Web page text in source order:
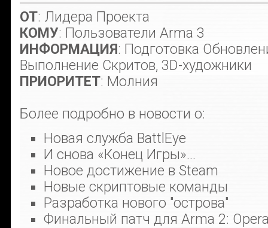
ОТ: Лидера Проекта
КОМУ: Пользователи Arma 3
ИНФОРМАЦИЯ: Подготовка
Выполнение Скритов, 3D-художники
ПРИОРИТЕТ: Молния
Более подробно в новости о:
Новая служба BattlEye
И снова «Конец Игры»...
Новое достижение в Steam
Новые скриптовые команды
Разработка нового "острова"
Финальный патч для Arma 2: